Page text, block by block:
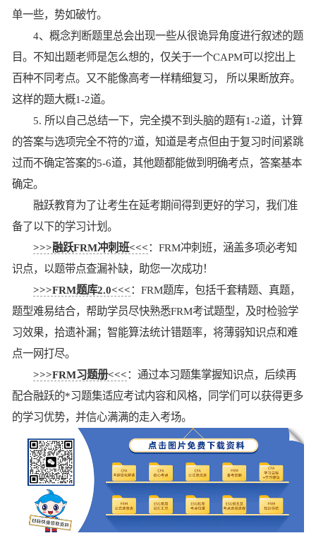
单一些，势如破竹。
4、概念判断题里总会出现一些从很诡异角度进行叙述的题
目。不知出题老师是怎么想的，仅关于一个CAPM可以挖出上
百种不同考点。又不能像高考一样精细复习， 所以果断放弃。
这样的题大概1-2道。
5. 所以自己总结一下，完全摸不到头脑的题有1-2道，计算
的答案与选项完全不符的7道，知道是考点但由于复习时间紧跳
过而不确定答案的5-6道，其他题都能做到明确考点，答案基本
确定。
融跃教育为了让考生在延考期间得到更好的学习，我们准
备了以下的学习计划。
>>>融跃FRM冲刺班<<<：FRM冲刺班，涵盖多项必考知
识点，以题带点查漏补缺，助您一次成功！
>>>FRM题库2.0<<<：FRM题库，包括千套精题、真题，
题型难易结合，帮助学员尽快熟悉FRM考试题型，及时检验学
习效果，拾遗补漏；智能算法统计错题率，将薄弱知识点和难
点一网打尽。
>>>FRM习题册<<<：通过本习题集掌握知识点，后续再
配合融跃的*习题集适应考试内容和风格，同学们可以获得更多
的学习优势，并信心满满的走入考场。